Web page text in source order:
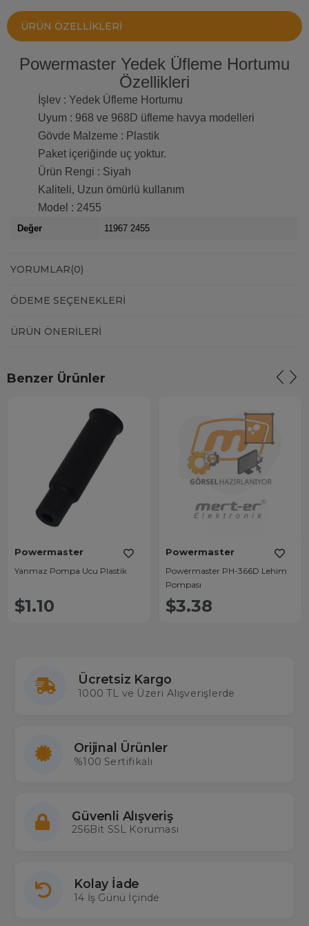
ÜRÜN ÖZELLIKLERI
Powermaster Yedek Üfleme Hortumu
Özellikleri
İşlev : Yedek Üfleme Hortumu
Uyum : 968 ve 968D üfleme havya modelleri
Gövde Malzeme : Plastik
Paket içeriğinde uç yoktur.
Ürün Rengi : Siyah
Kaliteli, Uzun ömürlü kullanım
Model : 2455
Değer 11967 2455
YORUMLAR(0)
ÖDEME SEÇENEKLERI
ÜRÜN ÖNERILERI
Benzer Ürünler
Powermaster
Yanmaz Pompa Ucu Plastik
$1.10
Powermaster
Powermaster PH-366D Lehim
Pompası
$3.38
Ücretsiz Kargo
1000 TL ve Üzeri Alışverişlerde
Orijinal Ürünler
%100 Sertifikalı
Güvenli Alışveriş
256Bit SSL Koruması
Kolay İade
14 İş Günü İçinde